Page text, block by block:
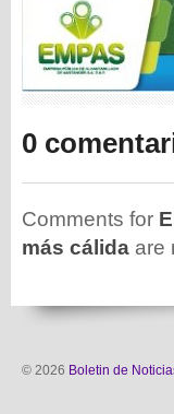
0
Comments for
más cálida are
© 2026 Boletin de